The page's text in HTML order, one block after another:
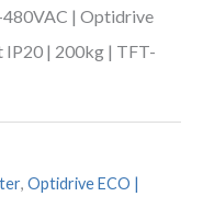
480VAC | Optidrive
IP20 | 200kg | TFT-
, Optidrive ECO |